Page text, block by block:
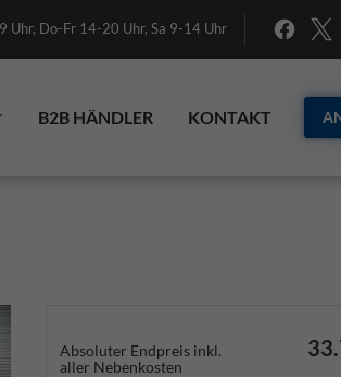
Uhr, Do-Fr 14-20 Uhr, Sa 9-14 Uhr
B2B HÄNDLER KONTAKT
Absoluter Endpreis inkl.
aller Nebenkosten